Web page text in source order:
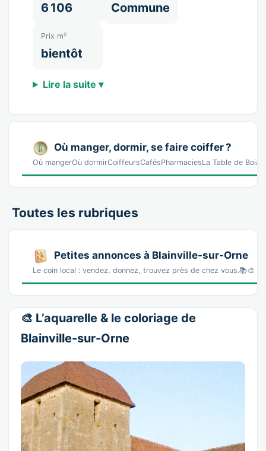
6 106 Commune
Prix m²
bientôt
Lire la suite ▾
Où manger, dormir, se faire coiffer ?
Où mangerOù dormirCoiffeursCafésPharmaciesLa Table de
Toutes les rubriques
Petites annonces à Blainville-sur-Orne
Le coin local : vendez, donnez, trouvez près de chez vous.📚🎨
🎨 L’aquarelle & le coloriage de
Blainville-sur-Orne